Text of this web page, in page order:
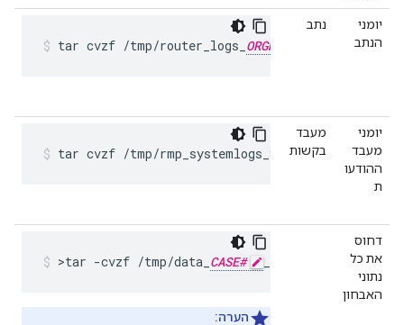
יומני
הנתב
נתב
tar cvzf /tmp/router_logs_ ORGNAME ENVNAME
יומני
מעבד
ההודעו
ת
מעבד
בקשות
tar cvzf /tmp/
דחוס
את כל
נתוני
האבחון
>tar -cvzf /tmp/data_ CASE#
הערה: